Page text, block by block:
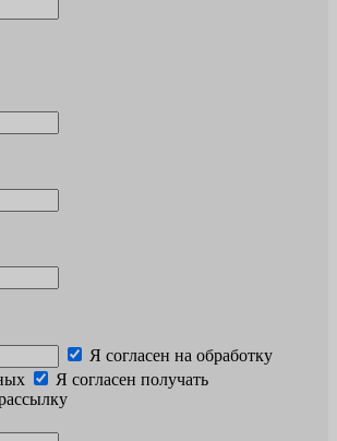
Я согласен на обработку
Я согласен получать